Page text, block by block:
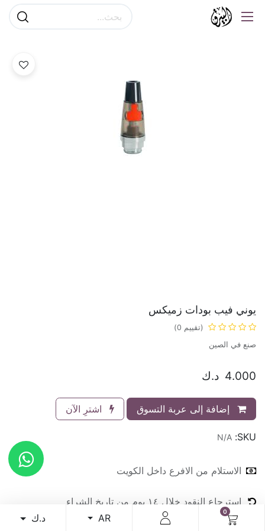
0
AR د.ك
يوني فيب بودات زميكس
(تقييم 0)
صنع في الصين
4.000 د.ك
إضافة إلى عربة التسوق اشترِ الآن
SKU:
N/A
الاستلام من الافرع داخل الكويت
استرجاع النقود خلال ١٤ يوم من تاريخ الشراء
الاستلام من الافرع ٢٤ ساعة طوال ايام الاسبوع